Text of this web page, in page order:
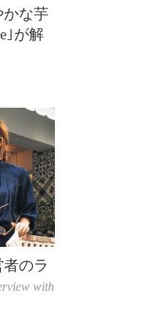
かな芋
｣が解
のラ
with